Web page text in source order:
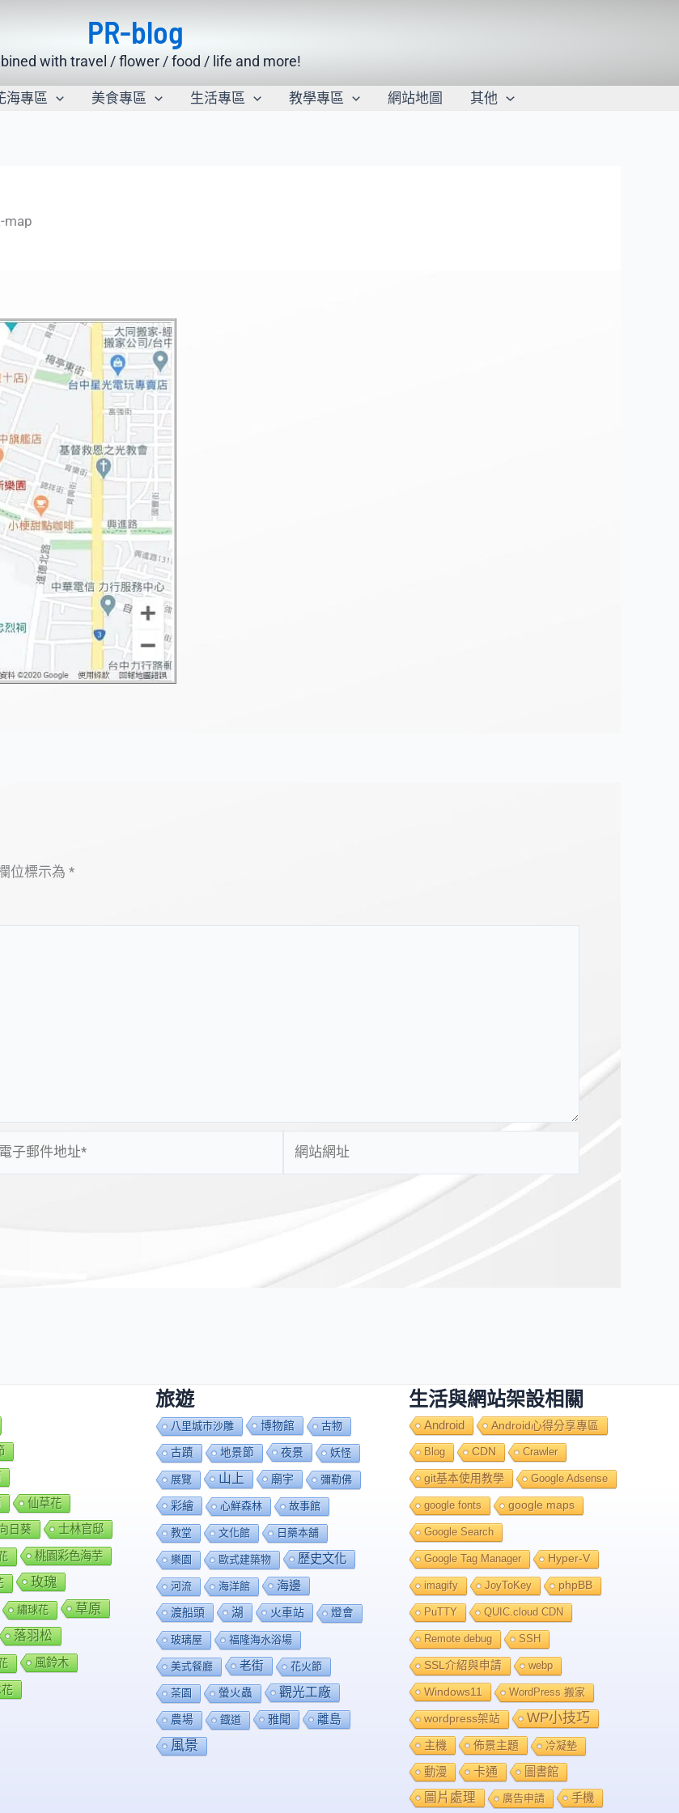
PR-blog
with travel / flower / food / life and more!
海專區 美食專區 生活專區 教學專區 網站地圖 其他
map
位標示為 *
站
仙草花
日葵 士林官邸
桃園彩色海芋
玫瑰
繡球花 草原
落羽松
風鈴木
旅遊
八里城市沙雕 博物館 古物
古蹟 地景節 夜景 妖怪
展覽 山上 廟宇 彌勒佛
彩繪 心鮮森林 故事館
教堂 文化館 日藥本舖
樂園 歐式建築物 歷史文化
河流 海洋館 海邊
渡船頭 湖 火車站 燈會
玻璃屋 福隆海水浴場
美式餐廳 老街 花火節
茶園 螢火蟲 觀光工廠
農場 鐡道 雅聞 離島
風景
生活與網站架設相關
Android Android心得分享專區
Blog CDN Crawler
git基本使用教學 Google Adsense
google fonts google maps
Google Search
Google Tag Manager Hyper-V
imagify JoyToKey phpBB
PuTTY QUIC.cloud CDN
Remote debug SSH
SSL介紹與申請 webp
Windows11 WordPress 搬家
wordpress架站 WP小技巧
主機 佈景主題 冷凝墊
動漫 卡通 圖書館
圖片處理 廣告申請 手機